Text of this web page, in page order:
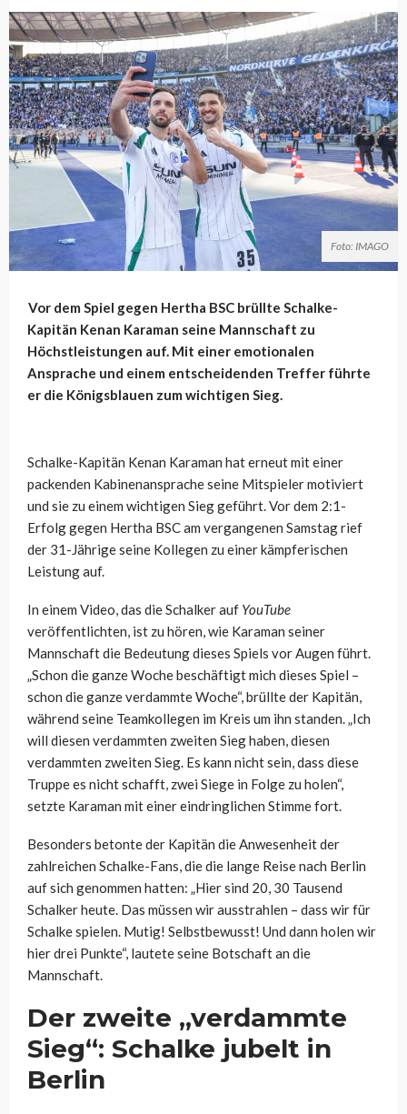
Foto: IMAGO
Vor dem Spiel gegen Hertha BSC brüllte Schalke-
Kapitän Kenan Karaman seine Mannschaft zu
Höchstleistungen auf. Mit einer emotionalen
Ansprache und einem entscheidenden Treffer führte
er die Königsblauen zum wichtigen Sieg.
Schalke-Kapitän Kenan Karaman hat erneut mit einer
packenden Kabinenansprache seine Mitspieler motiviert
und sie zu einem wichtigen Sieg geführt. Vor dem 2:1-
Erfolg gegen Hertha BSC am vergangenen Samstag rief
der 31-Jährige seine Kollegen zu einer kämpferischen
Leistung auf.
In einem Video, das die Schalker auf YouTube
veröffentlichten, ist zu hören, wie Karaman seiner
Mannschaft die Bedeutung dieses Spiels vor Augen führt.
„Schon die ganze Woche beschäftigt mich dieses Spiel –
schon die ganze verdammte Woche“, brüllte der Kapitän,
während seine Teamkollegen im Kreis um ihn standen. „Ich
will diesen verdammten zweiten Sieg haben, diesen
verdammten zweiten Sieg. Es kann nicht sein, dass diese
Truppe es nicht schafft, zwei Siege in Folge zu holen“,
setzte Karaman mit einer eindringlichen Stimme fort.
Besonders betonte der Kapitän die Anwesenheit der
zahlreichen Schalke-Fans, die die lange Reise nach Berlin
auf sich genommen hatten: „Hier sind 20, 30 Tausend
Schalker heute. Das müssen wir ausstrahlen – dass wir für
Schalke spielen. Mutig! Selbstbewusst! Und dann holen wir
hier drei Punkte“, lautete seine Botschaft an die
Mannschaft.
Der zweite „verdammte
Sieg“: Schalke jubelt in
Berlin